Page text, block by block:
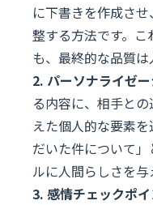
に下書きを作成さ
整する方法です。
も、最終的な品質は
2. パーソナライゼ
る内容に、相手と
えた個人的な要素
だいた件について
ルに人間らしさを与
3. 感情チェックポ